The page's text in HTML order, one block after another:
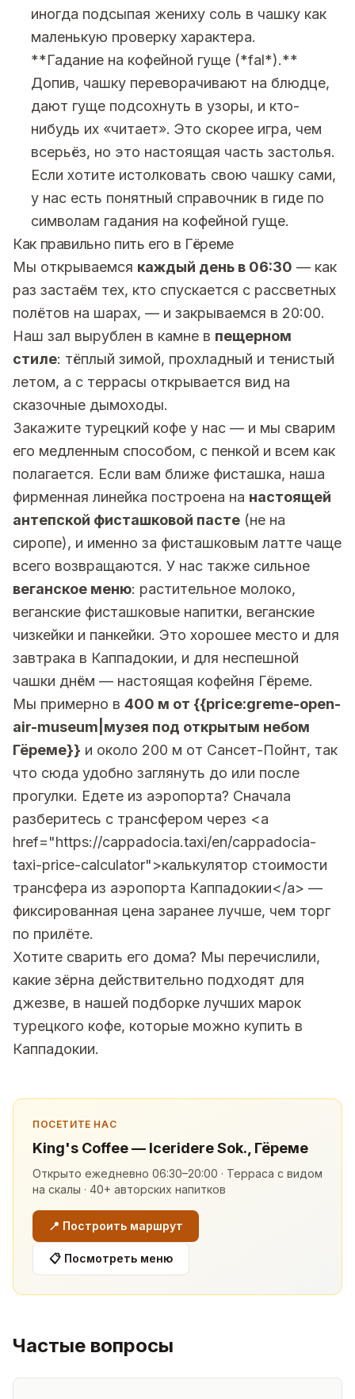
иногда подсыпая жениху соль в чашку как
маленькую проверку характера.
**Гадание на кофейной гуще (*fal*).**
Допив, чашку переворачивают на блюдце,
дают гуще подсохнуть в узоры, и кто-
нибудь их «читает». Это скорее игра, чем
всерьёз, но это настоящая часть застолья.
Если хотите истолковать свою чашку сами,
у нас есть понятный справочник в гиде по
символам гадания на кофейной гуще.
Как правильно пить его в Гёреме
Мы открываемся каждый день в 06:30 — как
раз застаём тех, кто спускается с рассветных
полётов на шарах, — и закрываемся в 20:00.
Наш зал вырублен в камне в пещерном
стиле: тёплый зимой, прохладный и тенистый
летом, а с террасы открывается вид на
сказочные дымоходы.
Закажите турецкий кофе у нас — и мы сварим
его медленным способом, с пенкой и всем как
полагается. Если вам ближе фисташка, наша
фирменная линейка построена на настоящей
антепской фисташковой пасте (не на
сиропе), и именно за фисташковым латте чаще
всего возвращаются. У нас также сильное
веганское меню: растительное молоко,
веганские фисташковые напитки, веганские
чизкейки и панкейки. Это хорошее место и для
завтрака в Каппадокии, и для неспешной
чашки днём — настоящая кофейня Гёреме.
Мы примерно в 400 м от {{price:greme-open-
air-museum|музея под открытым небом
Гёреме}} и около 200 м от Сансет-Пойнт, так
что сюда удобно заглянуть до или после
прогулки. Едете из аэропорта? Сначала
разберитесь с трансфером через <a
href="https://cappadocia.taxi/en/cappadocia-
taxi-price-calculator">калькулятор стоимости
трансфера из аэропорта Каппадокии</a> —
фиксированная цена заранее лучше, чем торг
по прилёте.
Хотите сварить его дома? Мы перечислили,
какие зёрна действительно подходят для
джезве, в нашей подборке лучших марок
турецкого кофе, которые можно купить в
Каппадокии.
ПОСЕТИТЕ НАС
King's Coffee — Iceridere Sok., Гёреме
Открыто ежедневно 06:30–20:00 · Терраса с видом
на скалы · 40+ авторских напитков
📍 Построить маршрут
📋 Посмотреть меню
Частые вопросы